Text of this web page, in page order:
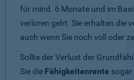
für mind. 6 Monate und im
verloren geht. Sie erhalten die
auch wenn Sie noch voll oder
Sollte der Verlust der
Sie die Fähigkeitenrente sogar